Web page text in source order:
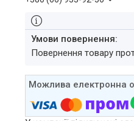
повернення товару